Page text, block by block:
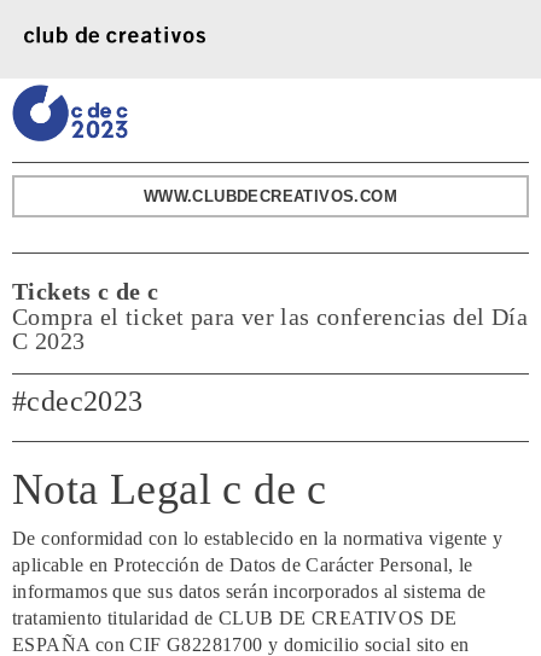
WWW.CLUBDECREATIVOS.COM
Tickets c de c
Compra el ticket para ver las conferencias del Día
C 2023
#cdec2023
Nota Legal c de c
De conformidad con lo establecido en la normativa vigente y
aplicable en Protección de Datos de Carácter Personal, le
informamos que sus datos serán incorporados al sistema de
tratamiento titularidad de CLUB DE CREATIVOS DE
ESPAÑA con CIF G82281700 y domicilio social sito en